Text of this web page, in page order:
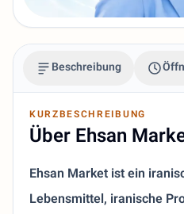
Beschreibung
KURZBESCHREIBUNG
Über Ehsan
Ehsan Market ist ein
Lebensmittel, iranische